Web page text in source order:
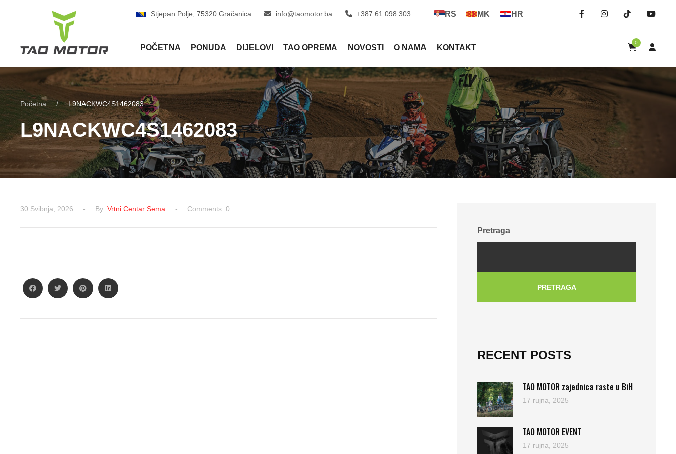
Stjepan Polje, 75320 Gračanica info@taomotor.ba +387 61 098 303 RS MK HR
POČETNA PONUDA DIJELOVI TAO OPREMA NOVOSTI O NAMA KONTAKT
0
Početna L9NACKWC4S1462083
L9NACKWC4S1462083
30 Svibnja, 2026 By: Vrtni Centar Sema Comments: 0
Pretraga
PRETRAGA
RECENT POSTS
TAO MOTOR zajednica raste u BiH
17 rujna, 2025
TAO MOTOR EVENT
17 rujna, 2025